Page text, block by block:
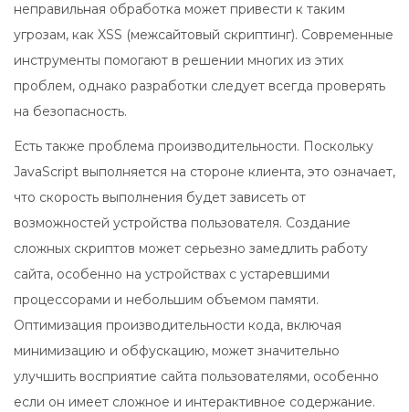
неправильная обработка может привести к таким
угрозам, как XSS (межсайтовый скриптинг). Современные
инструменты помогают в решении многих из этих
проблем, однако разработки следует всегда проверять
на безопасность.
Есть также проблема производительности. Поскольку
JavaScript выполняется на стороне клиента, это означает,
что скорость выполнения будет зависеть от
возможностей устройства пользователя. Создание
сложных скриптов может серьезно замедлить работу
сайта, особенно на устройствах с устаревшими
процессорами и небольшим объемом памяти.
Оптимизация производительности кода, включая
минимизацию и обфускацию, может значительно
улучшить восприятие сайта пользователями, особенно
если он имеет сложное и интерактивное содержание.